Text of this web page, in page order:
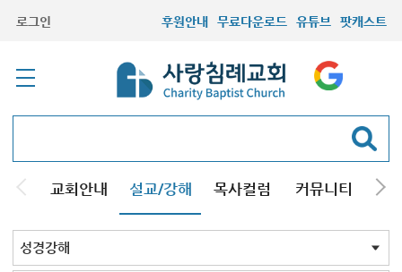
로그인 후원안내 무료다운로드 유튜브 팟캐스트
교회안내 설교/강해 목사컬럼 커뮤니티 기
주일설교
성경강해